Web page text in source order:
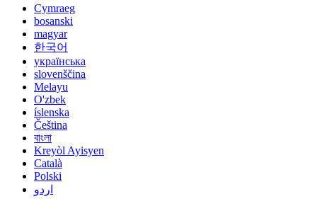
Cymraeg
bosanski
magyar
한국어
українська
slovenščina
Melayu
O'zbek
íslenska
Čeština
বাংলা
Kreyòl Ayisyen
Català
Polski
اردو